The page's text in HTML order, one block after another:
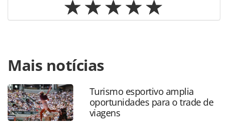
https://www.panrotas.com.br/mercado/economia-e-
politica/2021/07/autorizacao-de-viagem-para-menores-de-
idade-sera-feita-via-internet_183039.html ou as
ferramentas oferecidas na página. Todo o conteúdo
produzido pela PANROTAS Editora é protegido pela
legislação brasileira sobre direito autoral. Não reproduza o
Mais notícias
Turismo esportivo amplia
oportunidades para o trade de
viagens